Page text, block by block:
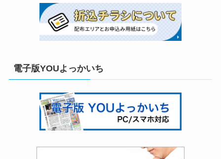
電子版YOUよっかいち